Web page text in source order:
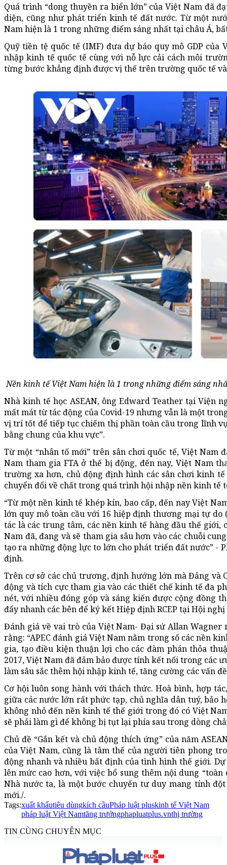
Quá trình “dong thuyền ra biển lớn” của Việt Nam đã
diện, cũng như phát triển kinh tế đất nước. Từ một
Nam hiện là 1 trong những điểm sáng nhất tại châu Á,
Quỹ tiền tệ quốc tế (IMF) đưa dự báo quy mô GDP
nhập kinh tế quốc tế cùng với nỗ lực cải cách môi
từng bước khẳng định được vị thế trên trường quốc tế
Nền kinh tế Việt Nam hiện là 1 trong những điểm sáng
Nhà kinh tế học ASEAN, ông Edward Teather tại Viện
mất mát từ tác động của Covid-19 nhưng vẫn là một
vị trí tốt để tiếp tục chiếm thị phần toàn cầu trong lĩnh
bằng chung của khu vực”.
Từ một “nhân tố mới” trên sân chơi quốc tế, Việt
Nam tham gia FTA ở thế bị động, đến nay, Việt Nam
trường xa hơn, chủ động định hình các sân chơi kinh
chuyển đổi về chất trong quá trình hội nhập nền kinh tế
“Từ một nền kinh tế khép kín, bao cấp, đến nay Việt
lớn quy mô toàn cầu với 16 hiệp định thương mại tự do
tác là các trung tâm, các nền kinh tế hàng đầu thế giới,
Nam đã, đang và sẽ tham gia sâu hơn vào các chuỗi
tạo ra những động lực to lớn cho phát triển đất nước” -
định.
Trên cơ sở các chủ trương, định hướng lớn mà Đảng và
động và tích cực tham gia vào các thiết chế kinh tế đa
nét, với nhiều đóng góp và sáng kiến được cộng đồng
đẩy nhanh các bên để ký kết Hiệp định RCEP tại Hội
Đánh giá về vai trò của Việt Nam- Đại sứ Allan Wagner
rằng: “APEC đánh giá Việt Nam nằm trong số các nền
gia, tạo điều kiện thuận lợi cho các đàm phán thỏa
2017, Việt Nam đã đảm bảo được tính kết nối trong các
làm sâu sắc thêm hội nhập kinh tế, tăng cường các vấn
Cơ hội luôn song hành với thách thức. Hoà bình, hợp
giữa các nước lớn rất phức tạp, chủ nghĩa dân tuý, bảo
không nhỏ đến nền kinh tế thế giới trong đó có Việt
sẽ phải làm gì để không bị tụt lại phía sau trong dòng
Chủ đề “Gắn kết và chủ động thích ứng” của năm
của Việt Nam, cũng là tâm thế của người tiên phong
động nhanh và nhiều bất định của tình hình thế giới.
lên mức cao hơn, với việc bổ sung thêm nội dung
Nhà nước ta, là một bước chuyển tư duy mang tính
mới./.
Tags:xuất khẩutiêu dùngkích cầuPháp luật pluskinh tế Việt Nam
pháp luật Việt Namtăng trưởngphapluatplus.vnthị trường
TIN CÙNG CHUYÊN MỤC